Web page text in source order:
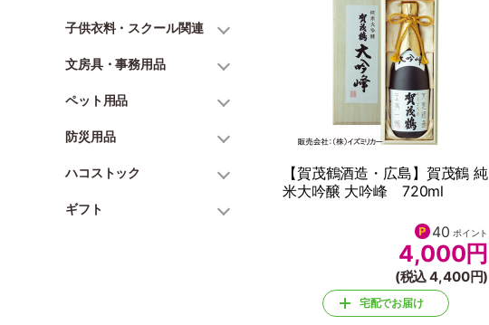
子供衣料・スクール関連
文房具・事務用品
ペット用品
防災用品
ハコストック
ギフト
【賀茂鶴酒造・広島】賀茂鶴 純
米大吟醸 大吟峰 720ml
40 ポイント
4,000円
(税込 4,400円)
宅配でお届け